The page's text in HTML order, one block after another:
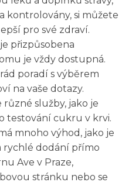
kontrolovány, si můžete
pro své zdraví.
přizpůsobena
je vždy dostupná.
poradí s výběrem
na vaše dotazy.
služby, jako je
testování cukru v krvi.
mnoho výhod, jako je
rychlé dodání přímo
Ave v Praze,
stránku nebo se